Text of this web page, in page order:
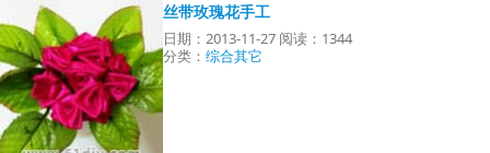
丝带玫瑰花手工
日期：2013-11-27 阅读：1344
分类：综合其它